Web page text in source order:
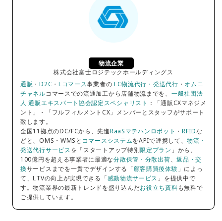
物流企業
株式会社富士ロジテックホールディングス
通販 ・D2C ・ Eコマース事業者の EC物流代行・発送代行 ・ オムニ
チャネルコマースでの流通加工から店舗物流までを、 一般社団法
人 通販エキスパート協会認定スペシャリスト ：「通販CXマネジメ
ント」・「フルフィルメントCX」メンバーとスタッフがサポート
致します。
全国11拠点のDC/FCから、先進RaaSマテハンロボット ・RFIDな
どと、OMS・WMSと コマースシステムをAPIで連携して、物流・
発送代行サービスを「スタートアップ特別限定プラン 」から、
100億円を超える事業者に最適な分散保管・分散出荷、返品・交
換サービスまでを一貫でデザインする「顧客購買後体験 」によっ
て、LTVの向上が実現できる「感動物流サービス 」を提供中で
す。物流業界の最新トレンドを盛り込んだお役立ち資料も無料で
ご提供しています。